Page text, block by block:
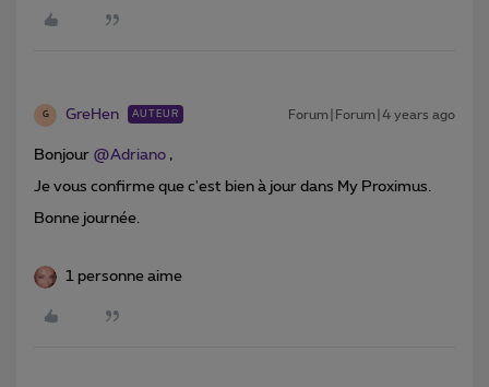
G GreHen AUTEUR Forum|Forum|4 years ago
Bonjour @Adriano ,
Je vous confirme que c'est bien à jour dans My Proximus.
Bonne journée.
1 personne aime